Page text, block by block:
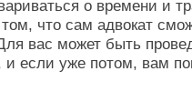
о времени и
что сам адвокат
вас может быть
и если уже потом, вам